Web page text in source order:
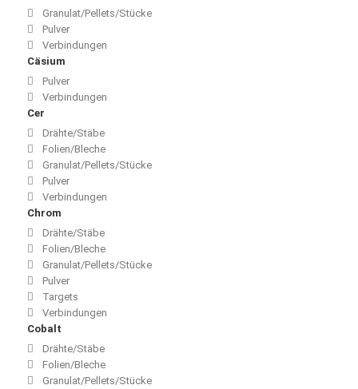
Granulat/Pellets/Stücke
Pulver
Verbindungen
Cäsium
Pulver
Verbindungen
Cer
Drähte/Stäbe
Folien/Bleche
Granulat/Pellets/Stücke
Pulver
Verbindungen
Chrom
Drähte/Stäbe
Folien/Bleche
Granulat/Pellets/Stücke
Pulver
Targets
Verbindungen
Cobalt
Drähte/Stäbe
Folien/Bleche
Granulat/Pellets/Stücke